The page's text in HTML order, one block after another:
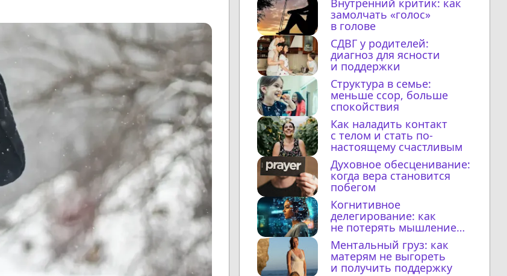
Внутренний критик: как
замолчать «голос»
в голове
СДВГ у родителей:
диагноз для ясности
и поддержки
Структура в семье:
меньше ссор, больше
спокойствия
Как наладить контакт
с телом и стать по-
настоящему счастливым
Духовное обесценивание:
когда вера становится
побегом
Когнитивное
делегирование: как
не потерять мышление
с ИИ
Ментальный груз: как
матерям не выгореть
и получить поддержку